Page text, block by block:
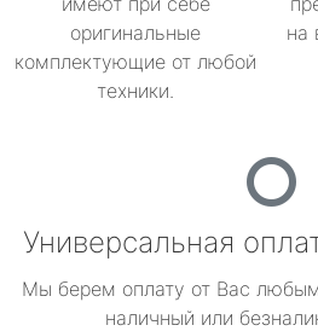
оригинальные
комплектующие от любой
техники.
на
Универсальная
Мы берем оплату от Вас
наличный или